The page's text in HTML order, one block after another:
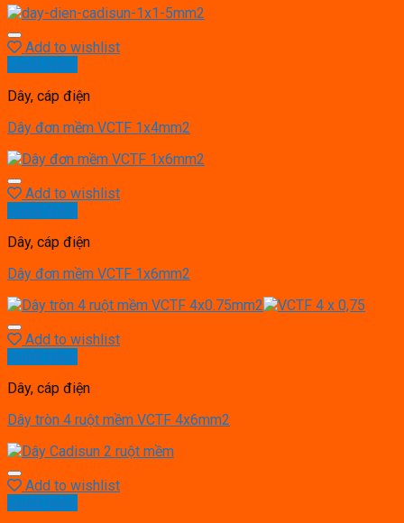
Add to wishlist
Quick View
Dây, cáp điện
Dây đơn mềm VCTF 1x4mm2
Add to wishlist
Quick View
Dây, cáp điện
Dây đơn mềm VCTF 1x6mm2
Add to wishlist
Quick View
Dây, cáp điện
Dây tròn 4 ruột mềm VCTF 4x6mm2
Add to wishlist
Quick View